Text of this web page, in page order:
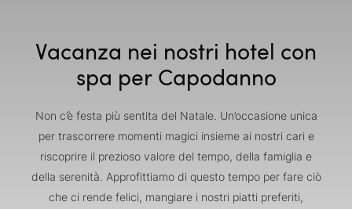
Vacanza nei nostri hotel con
spa per Capodanno
Non c’è festa più sentita del Natale. Un’occasione unica
per trascorrere momenti magici insieme ai nostri cari e
riscoprire il prezioso valore del tempo, della famiglia e
della serenità. Approfittiamo di questo tempo per fare ciò
che ci rende felici, mangiare i nostri piatti preferiti,